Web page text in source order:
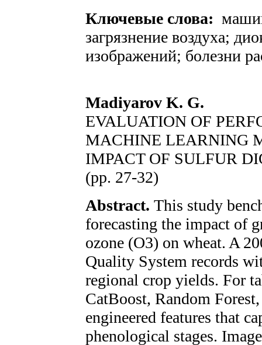
Ключевые слова:
загрязнение воздуха;
изображений; болезни
Madiyarov K. G.
EVALUATION OF
MACHINE LEARNING
IMPACT OF SULFUR
(pp. 27-32)
Abstract. This study
forecasting the impact of
ozone (O3) on wheat. A
Quality System records
regional crop yields. For
CatBoost, Random
engineered features that
phenological stages.